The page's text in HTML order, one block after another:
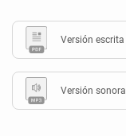
Versión escrita
Versión sonora